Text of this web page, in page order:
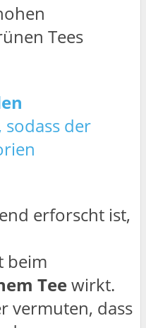
Tees
sodass der
erforscht ist,
beim
Teewirkt.
vermuten, dass